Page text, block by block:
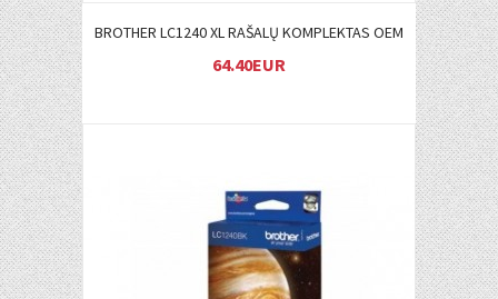
BROTHER LC1240 XL RAŠALŲ KOMPLEKTAS OEM
64.40EUR
Į KREPŠELĮ